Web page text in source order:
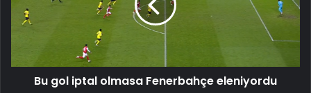
Fenerbahçe
eleniyordu
Bu gol iptal olmasa Fenerbahçe eleniyordu